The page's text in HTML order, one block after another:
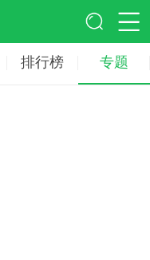
排行榜 专题